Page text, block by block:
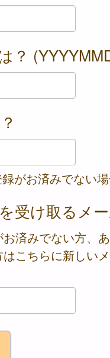
？
がお済みでない
受け取るメ
済みでない方、
こちらに新しい